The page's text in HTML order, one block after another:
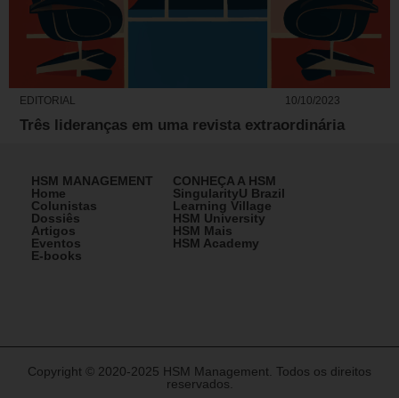
EDITORIAL 10/10/2023
Três lideranças em uma revista extraordinária
HSM MANAGEMENT
Home
Colunistas
Dossiês
Artigos
Eventos
E-books
CONHEÇA A HSM
SingularityU Brazil
Learning Village
HSM University
HSM Mais
HSM Academy
Copyright © 2020-2025 HSM Management. Todos os direitos
reservados.